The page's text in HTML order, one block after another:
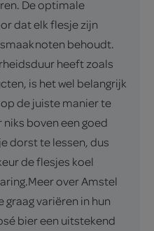
De optimale
dat elk flesje zijn
behoudt.
heeft zoals
is het wel belangrijk
de juiste manier te
boven een goed
dorst te lessen, dus
de flesjes koel
over Amstel
graag variëren in hun
bier een uitstekend